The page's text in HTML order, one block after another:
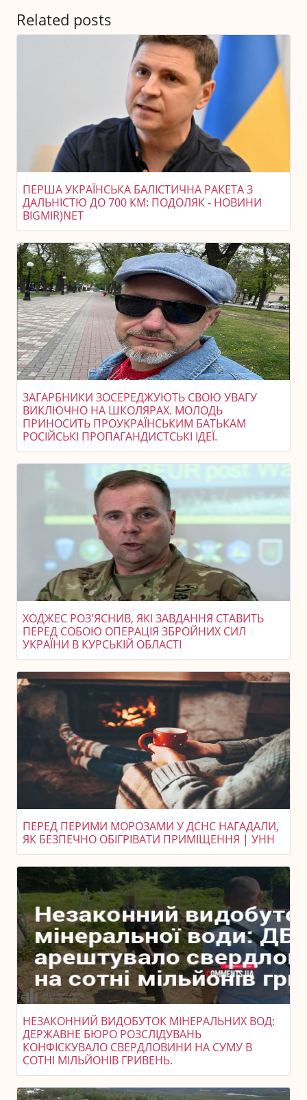
Related posts
ПЕРША УКРАЇНСЬКА БАЛІСТИЧНА РАКЕТА З
ДАЛЬНІСТЮ ДО 700 КМ: ПОДОЛЯК - НОВИНИ
BIGMIR)NET
ЗАГАРБНИКИ ЗОСЕРЕДЖУЮТЬ СВОЮ УВАГУ
ВИКЛЮЧНО НА ШКОЛЯРАХ. МОЛОДЬ
ПРИНОСИТЬ ПРОУКРАЇНСЬКИМ БАТЬКАМ
РОСІЙСЬКІ ПРОПАГАНДИСТСЬКІ ІДЕЇ.
ХОДЖЕС РОЗ'ЯСНИВ, ЯКІ ЗАВДАННЯ СТАВИТЬ
ПЕРЕД СОБОЮ ОПЕРАЦІЯ ЗБРОЙНИХ СИЛ
УКРАЇНИ В КУРСЬКІЙ ОБЛАСТІ
ПЕРЕД ПЕРИМИ МОРОЗАМИ У ДСНС НАГАДАЛИ,
ЯК БЕЗПЕЧНО ОБІГРІВАТИ ПРИМІЩЕННЯ | УНН
НЕЗАКОННИЙ ВИДОБУТОК МІНЕРАЛЬНИХ ВОД:
ДЕРЖАВНЕ БЮРО РОЗСЛІДУВАНЬ
КОНФІСКУВАЛО СВЕРДЛОВИНИ НА СУМУ В
СОТНІ МІЛЬЙОНІВ ГРИВЕНЬ.